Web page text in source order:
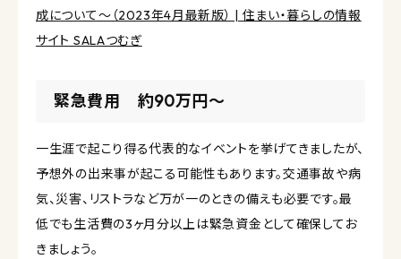
成について〜（2023年4月最新版） | 住まい・暮らしの情報
サイト SALAつむぎ
緊急費用 約90万円〜
一生涯で起こり得る代表的なイベントを挙げてきましたが、
予想外の出来事が起こる可能性もあります。交通事故や病
気、災害、リストラなど万が一のときの備えも必要です。最
低でも生活費の3ヶ月分以上は緊急資金として確保してお
きましょう。